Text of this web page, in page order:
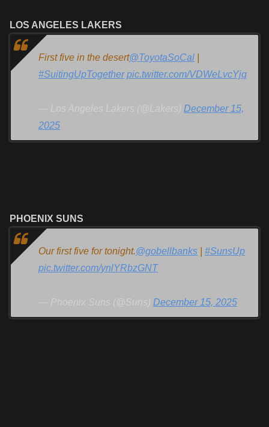
LOS ANGELES LAKERS
First five in the desert@ToyotaSoCal
#SuitingUpTogether pic.twitter.com/VDWeLvcYjq
— Los Angeles Lakers (@Lakers) December 15,
2025
PHOENIX SUNS
Our first five for tonight.@gobellbanks
#SunsUp
pic.twitter.com/ynlYRbzGNT
— Phoenix Suns (@Suns) December 15, 2025